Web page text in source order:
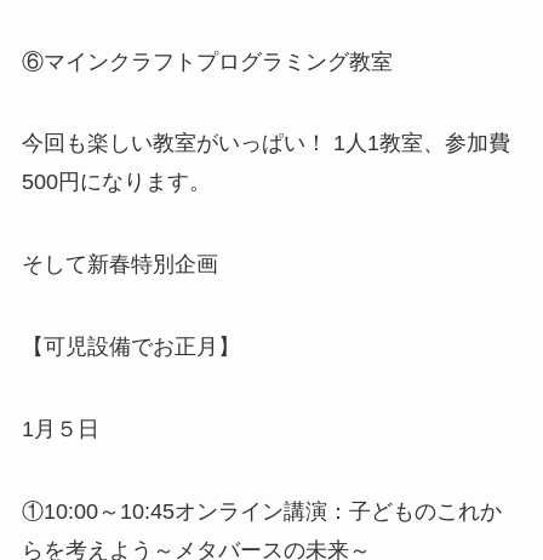
⑥マインクラフトプログラミング教室
今回も楽しい教室がいっぱい！ 1人1教室、参加費
500円になります。
そして新春特別企画
【可児設備でお正月】
1月５日
①10:00～10:45オンライン講演：子どものこれか
らを考えよう～メタバースの未来～